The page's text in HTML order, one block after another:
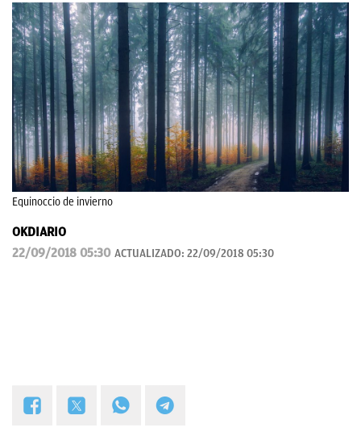
Equinoccio de invierno
OKDIARIO
22/09/2018 05:30 ACTUALIZADO: 22/09/2018 05:30